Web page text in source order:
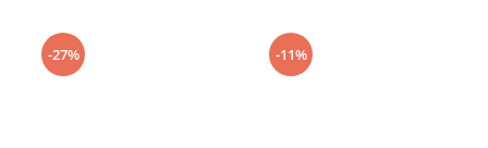
-27% -11%